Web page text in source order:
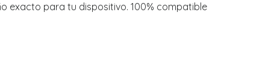
exacto para tu dispositivo. 100% compatible